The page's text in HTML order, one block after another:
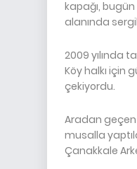
kapağı,
alanında
2009 yılında
Köy halkı için
çekiyordu.
Aradan geçen
musalla
Çanakkale